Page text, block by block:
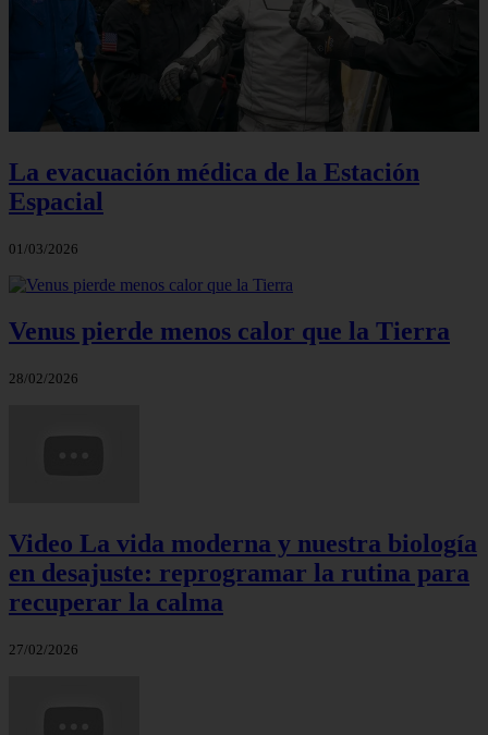
La evacuación médica de la Estación
Espacial
01/03/2026
Venus pierde menos calor que la Tierra
28/02/2026
Video La vida moderna y nuestra biología
en desajuste: reprogramar la rutina para
recuperar la calma
27/02/2026